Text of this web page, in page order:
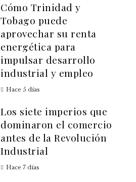
Cómo Trinidad y
Tobago puede
aprovechar su renta
energética para
impulsar desarrollo
industrial y empleo
Hace 5 días
Los siete imperios que
dominaron el comercio
antes de la Revolución
Industrial
Hace 7 días